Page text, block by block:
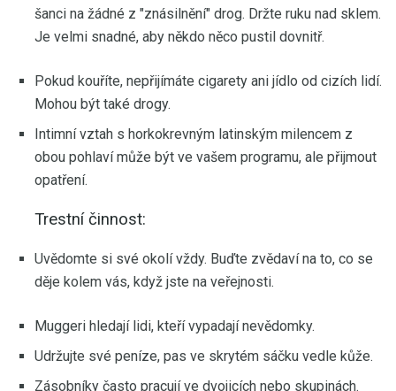
šanci na žádné z "znásilnění" drog. Držte ruku nad sklem.
Je velmi snadné, aby někdo něco pustil dovnitř.
Pokud kouříte, nepřijímáte cigarety ani jídlo od cizích lidí.
Mohou být také drogy.
Intimní vztah s horkokrevným latinským milencem z
obou pohlaví může být ve vašem programu, ale přijmout
opatření.
Trestní činnost:
Uvědomte si své okolí vždy. Buďte zvědaví na to, co se
děje kolem vás, když jste na veřejnosti.
Muggeri hledají lidi, kteří vypadají nevědomky.
Udržujte své peníze, pas ve skrytém sáčku vedle kůže.
Zásobníky často pracují ve dvojicích nebo skupinách.